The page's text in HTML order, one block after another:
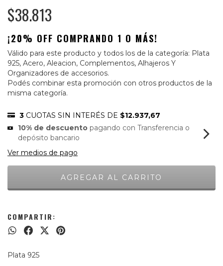
$38.813
¡20% OFF COMPRANDO 1 O MÁS!
Válido para este producto y todos los de la categoría: Plata
925, Acero, Aleacion, Complementos, Alhajeros Y
Organizadores de accesorios.
Podés combinar esta promoción con otros productos de la
misma categoría.
3 CUOTAS SIN INTERÉS DE $12.937,67
10% de descuento pagando con Transferencia o
depósito bancario
Ver medios de pago
COMPARTIR:
Plata 925